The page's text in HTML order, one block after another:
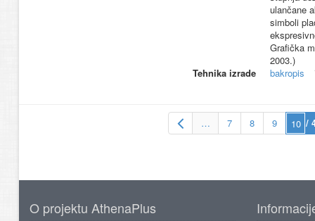
ulančane
simboli
Grafička
2003.)
Tehnika izrade
bakropis
… 7 8 9 /
O projektu AthenaPlus